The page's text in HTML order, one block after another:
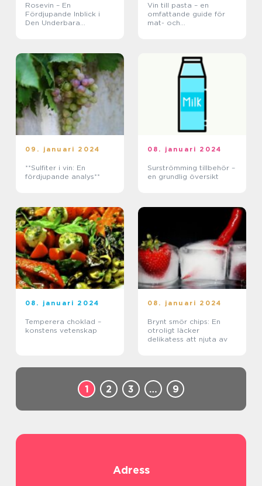
Rosevin – En
Fördjupande Inblick i
Den Underbara
Vin till pasta – en
omfattande guide för
mat- och
09. januari 2024
**Sulfiter i vin: En
fördjupande analys**
08. januari 2024
Surströmming tillbehör –
en grundlig översikt
08. januari 2024
Temperera choklad –
konstens vetenskap
08. januari 2024
Brynt smör chips: En
otroligt läcker
delikatess att njuta av
1 2 3 … 9
Adress